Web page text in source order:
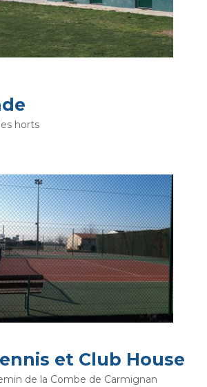
horts
et Club House
de la Combe de Carmignan